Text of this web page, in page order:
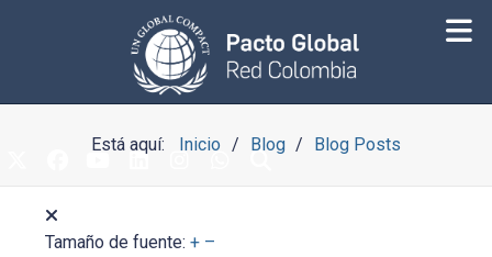
Está aquí: Inicio Blog Blog Posts
Tamaño de fuente: + –